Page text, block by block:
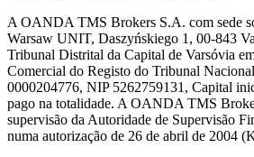
A OANDA TMS Brokers S.A. com sede
Warsaw UNIT, Daszyńskiego 1, 00-843
Tribunal Distrital da Capital de Varsóvia
Comercial do Registo do Tribunal
0000204776, NIP 5262759131, Capital
pago na totalidade. A OANDA TMS
supervisão da Autoridade de Supervisão
numa autorização de 26 de abril de 2004